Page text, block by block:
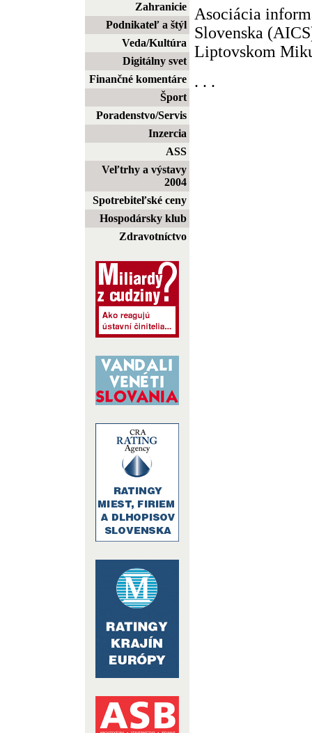
Zahranicie
Podnikateľ a štýl
Veda/Kultúra
Digitálny svet
Finančné komentáre
Šport
Poradenstvo/Servis
Inzercia
ASS
Veľtrhy a výstavy
2004
Spotrebiteľské ceny
Hospodársky klub
Zdravotníctvo
Asociácia
Slovenska
Liptovskom
. . .